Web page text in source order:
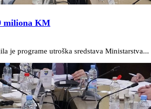
miliona KM
je programe utroška sredstava Ministarstva...